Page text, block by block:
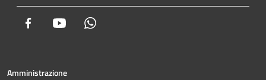
Facebook Youtube
Amministrazione